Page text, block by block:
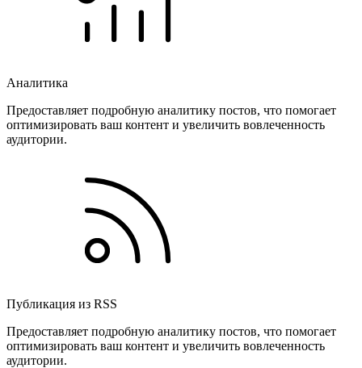
Аналитика
Предоставляет подробную аналитику постов, что помогает
оптимизировать ваш контент и увеличить вовлеченность
аудитории.
Публикация из RSS
Предоставляет подробную аналитику постов, что помогает
оптимизировать ваш контент и увеличить вовлеченность
аудитории.